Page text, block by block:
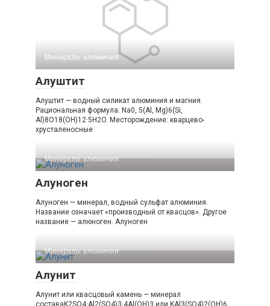
Минералы алюминия‎
Алуштит
Алуштит — водный силикат алюминия и магния.
Рациональная формула: Na0, 5(Al, Mg)6(Si,
Al)8O18(OH)12·5H2O. Месторождение: кварцево-
хрусталеносные
Минералы алюминия‎
Алуноген
Алуноген — минерал, водный сульфат алюминия.
Название означает «производный от квасцов». Другое
название — алюноген. Алуноген
Минералы алюминия‎
Алунит
Алунит или квасцовый камень — минерал
составаK2SO4·Al2(SO4)3·4Al(OH)3 или KAl3(SO4)2(OH)6.